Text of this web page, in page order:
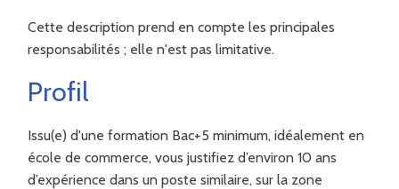
Cette description prend en compte les principales
responsabilités ; elle n'est pas limitative.
Profil
Issu(e) d'une formation Bac+5 minimum, idéalement en
école de commerce, vous justifiez d’environ 10 ans
d’expérience dans un poste similaire, sur la zone